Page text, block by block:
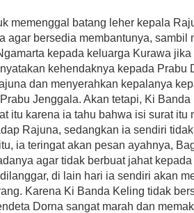
memenggal batang leher kepala
agar bersedia membantunya, sambil
kepada keluarga Kurawa jika
kehendaknya kepada Prabu
dan menyerahkan kepalanya
Jenggala. Akan tetapi, Ki
itu karena ia tahu bahwa isi surat itu
Rajuna, sedangkan ia sendiri
ia teringat akan pesan ayahnya,
agar tidak berbuat jahat
di lain hari ia sendiri akan
Karena Ki Banda Keling tidak
Dorna sangat marah dan